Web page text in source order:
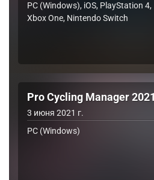
PC (Windows), iOS, PlayStation 4,
Xbox One, Nintendo Switch
Pro Cycling Manager 2021
3 июня 2021 г.
PC (Windows)